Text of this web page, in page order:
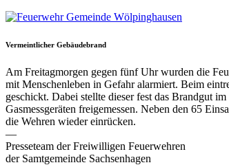
Vermeintlicher Gebäudebrand
Am Freitagmorgen gegen fünf Uhr wurden die
mit Menschenleben in Gefahr alarmiert. Beim
geschickt. Dabei stellte dieser fest das Brandgut
Gasmessgeräten freigemessen. Neben den 65
die Wehren wieder einrücken.
—
Presseteam der Freiwilligen Feuerwehren
der Samtgemeinde Sachsenhagen